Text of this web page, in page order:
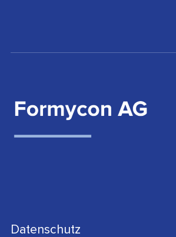
Datenschutz